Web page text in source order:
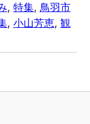
, 特集, 鳥羽市
, 小山芳恵, 観